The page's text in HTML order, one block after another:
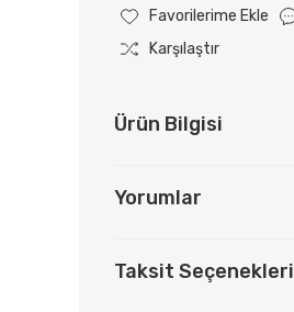
Karşılaştır
Ürün Bilgisi
Yorumlar
Taksit Seçenekleri